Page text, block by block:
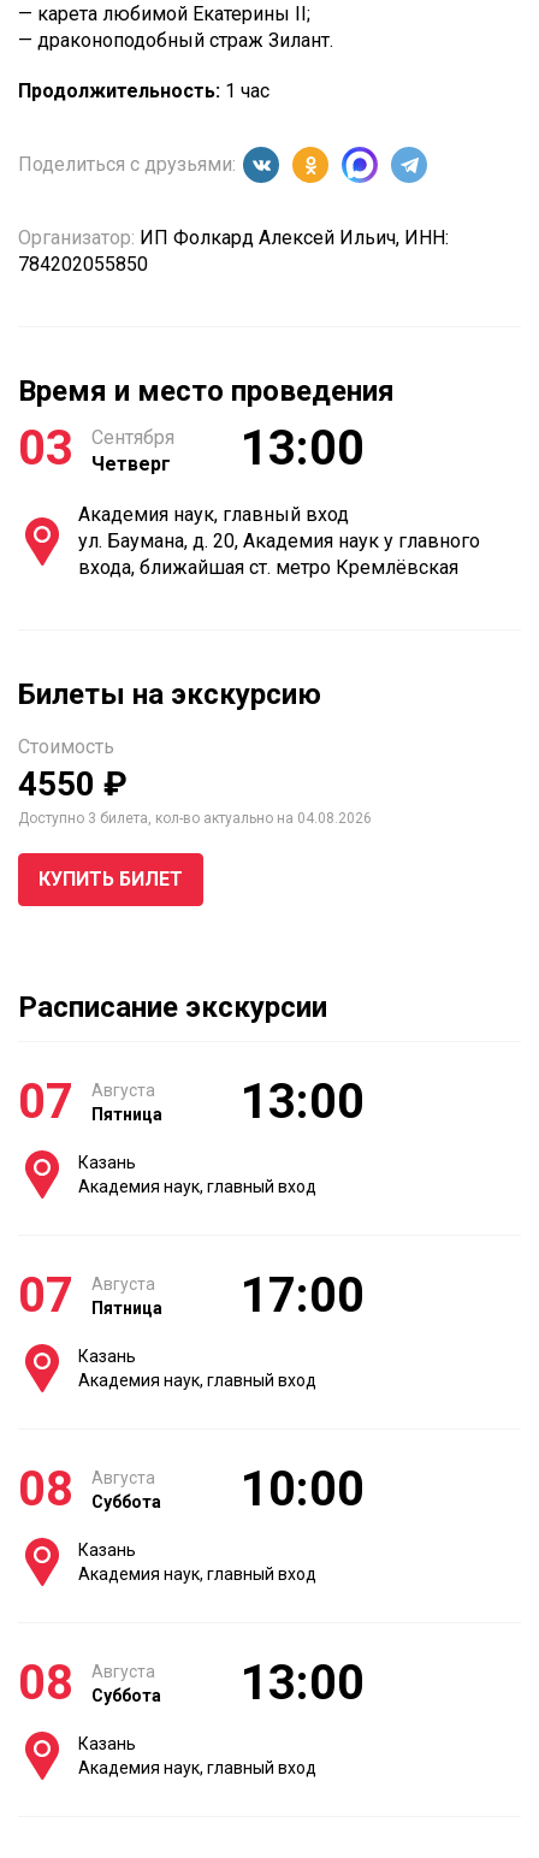
— карета любимой Екатерины II;
— драконоподобный страж Зилант.
Продолжительность: 1 час
Поделиться с друзьями:
Организатор: ИП Фолкард Алексей Ильич, ИНН:
784202055850
Время и место проведения
03
Сентября
Четверг
13:00
Академия наук, главный вход
ул. Баумана, д. 20, Академия наук у главного
входа, ближайшая ст. метро Кремлёвская
Билеты на экскурсию
Стоимость
4550 ₽
Доступно 3 билета, кол-во актуально на 04.08.2026
КУПИТЬ БИЛЕТ
Расписание экскурсии
07
Августа
Пятница
13:00
Казань
Академия наук, главный вход
07
Августа
Пятница
17:00
Казань
Академия наук, главный вход
08
Августа
Суббота
10:00
Казань
Академия наук, главный вход
08
Августа
Суббота
13:00
Казань
Академия наук, главный вход